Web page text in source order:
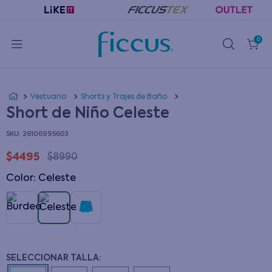
0
Vestuario Shorts y Trajes de Baño
Short de Niño Celeste
: 26106995603
$4495 $8990
Color: celeste